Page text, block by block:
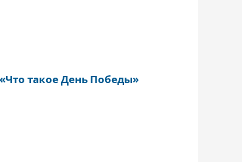
«Что такое День Победы»